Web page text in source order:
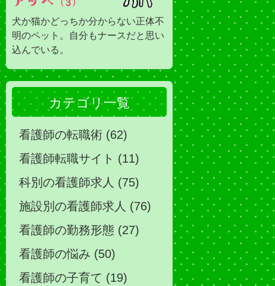
犬か猫かどっちか分からない正体不
明のペット。自分もナースだと思い
込んでいる。
カテゴリ一覧
看護師の転職術 (62)
看護師転職サイト (11)
科別の看護師求人 (75)
施設別の看護師求人 (76)
看護師の勤務形態 (27)
看護師の悩み (50)
看護師の子育て (19)